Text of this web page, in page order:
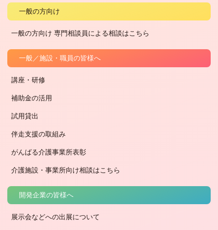
一般の方向け
一般の方向け 専門相談員による相談はこちら
一般／施設・職員の皆様へ
講座・研修
補助金の活用
試用貸出
伴走支援の取組み
がんばる介護事業所表彰
介護施設・事業所向け相談はこちら
開発企業の皆様へ
展示会などへの出展について